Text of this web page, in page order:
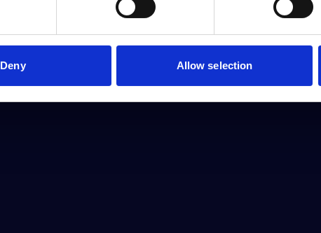
Deny Allow selection